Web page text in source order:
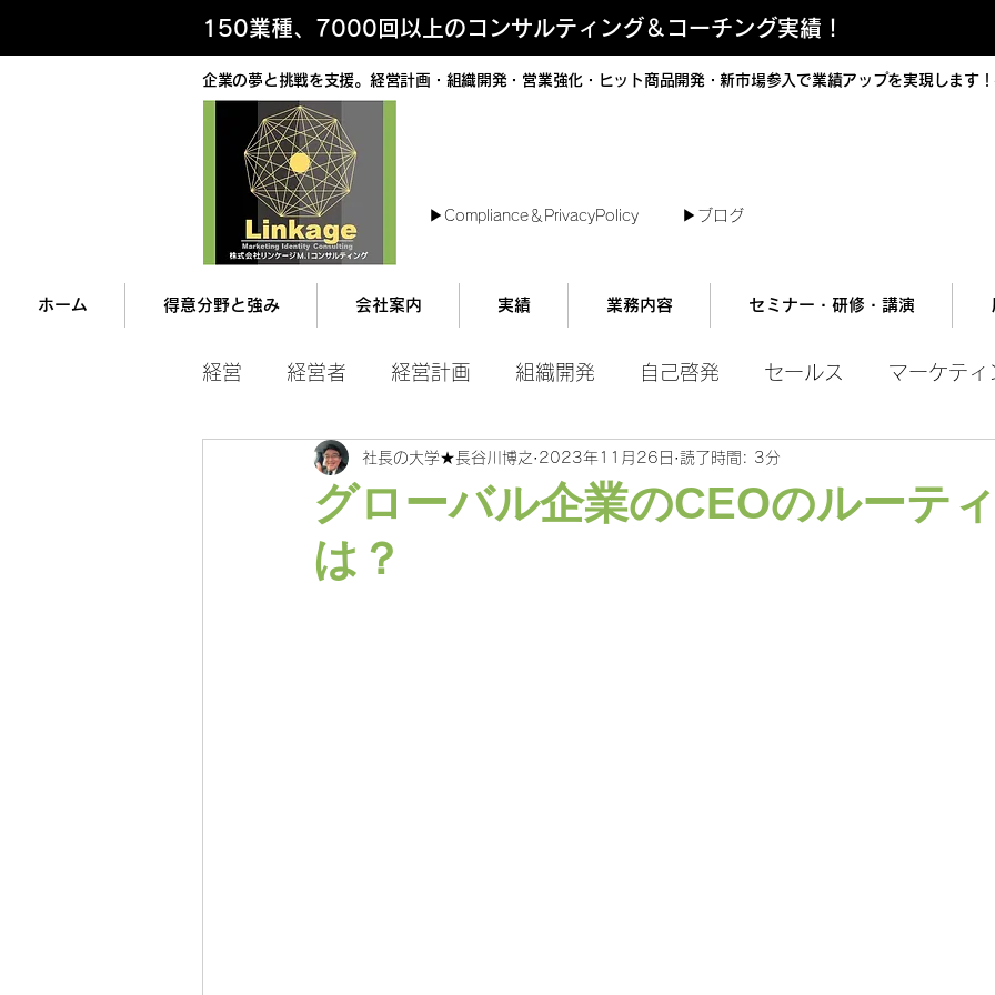
150業種、7000回以上のコンサルティング＆コーチング実績！
企業の夢と挑戦を支援。経営計画・組織開発・営業強化・ヒット商品開発・新市場参入で業績アップを実現します
▶︎Compliance＆PrivacyPolicy ▶︎ブログ
ホーム 得意分野と強み 会社案内 実績 業務内容 セミナー・研修・講演
経営 経営者 経営計画 組織開発 自己啓発 セールス マーケティ
マネジメント 営業ツール
グローバル企業のCEOのルーテ
は？
社長の大学★長谷川博之 2023年11月26日 読了時間: 3分